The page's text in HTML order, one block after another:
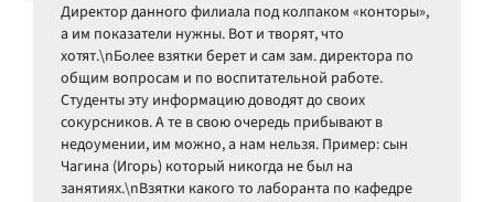
Директор данного филиала под колпаком «конторы»,
а им показатели нужны. Вот и творят, что
хотят.\nБолее взятки берет и сам зам. директора по
общим вопросам и по воспитательной работе.
Студенты эту информацию доводят до своих
сокурсников. А те в свою очередь прибывают в
недоумении, им можно, а нам нельзя. Пример: сын
Чагина (Игорь) который никогда не был на
занятиях.\nВзятки какого то лаборанта по кафедре